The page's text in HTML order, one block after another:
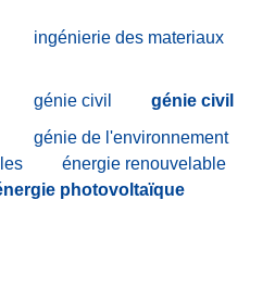
ingénierie des materiaux
génie civil
génie civil
génie de l'environnement
énergie renouvelable
photovoltaïque